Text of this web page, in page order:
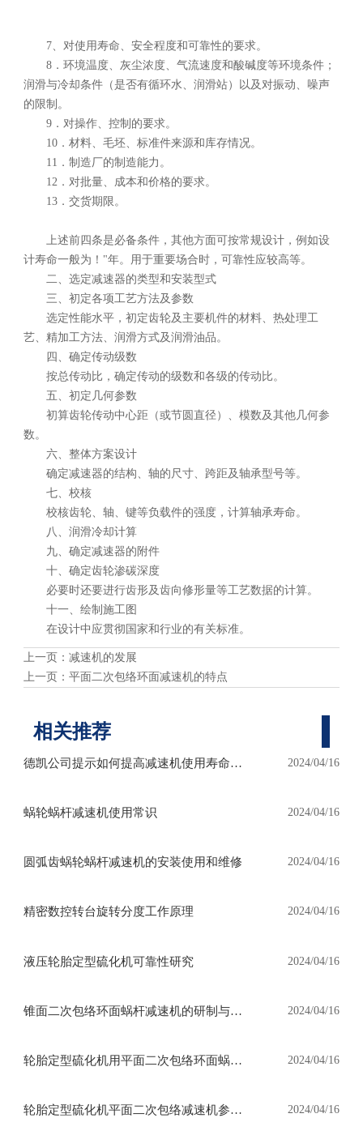
7、对使用寿命、安全程度和可靠性的要求。
8．环境温度、灰尘浓度、气流速度和酸碱度等环境条件；
润滑与冷却条件（是否有循环水、润滑站）以及对振动、噪声
的限制。
9．对操作、控制的要求。
10．材料、毛坯、标准件来源和库存情况。
11．制造厂的制造能力。
12．对批量、成本和价格的要求。
13．交货期限。
上述前四条是必备条件，其他方面可按常规设计，例如设
计寿命一般为！"年。用于重要场合时，可靠性应较高等。
二、选定减速器的类型和安装型式
三、初定各项工艺方法及参数
选定性能水平，初定齿轮及主要机件的材料、热处理工
艺、精加工方法、润滑方式及润滑油品。
四、确定传动级数
按总传动比，确定传动的级数和各级的传动比。
五、初定几何参数
初算齿轮传动中心距（或节圆直径）、模数及其他几何参
数。
六、整体方案设计
确定减速器的结构、轴的尺寸、跨距及轴承型号等。
七、校核
校核齿轮、轴、键等负载件的强度，计算轴承寿命。
八、润滑冷却计算
九、确定减速器的附件
十、确定齿轮渗碳深度
必要时还要进行齿形及齿向修形量等工艺数据的计算。
十一、绘制施工图
在设计中应贯彻国家和行业的有关标准。
上一页： 减速机的发展
上一页： 平面二次包络环面减速机的特点
相关推荐
德凯公司提示如何提高减速机使用寿命的
2024/04/16
蜗轮蜗杆减速机使用常识 2024/04/16
圆弧齿蜗轮蜗杆减速机的安装使用和维修 2024/04/16
精密数控转台旋转分度工作原理 2024/04/16
液压轮胎定型硫化机可靠性研究 2024/04/16
锥面二次包络环面蜗杆减速机的研制与试
2024/04/16
轮胎定型硫化机用平面二次包络环面蜗杆
2024/04/16
轮胎定型硫化机平面二次包络减速机参数
2024/04/16